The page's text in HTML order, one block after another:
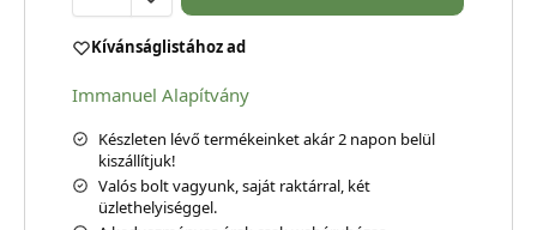
Kívánságlistához ad
Immanuel Alapítvány
Készleten lévő termékeinket akár 2 napon belül
kiszállítjuk!
Valós bolt vagyunk, saját raktárral, két
üzlethelyiséggel.